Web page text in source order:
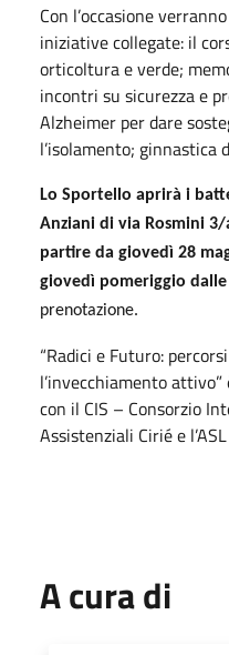
Con l’occasione
iniziative collegate: il
orticoltura e verde;
incontri su sicurezza e
Alzheimer per dare
l’isolamento; ginnastica
Lo Sportello aprirà i
Anziani di via Rosmini
partire da giovedì 28
giovedì pomeriggio dalle
prenotazione.
“Radici e Futuro:
l’invecchiamento
con il CIS – Consorzio
Assistenziali Cirié e
A cura di